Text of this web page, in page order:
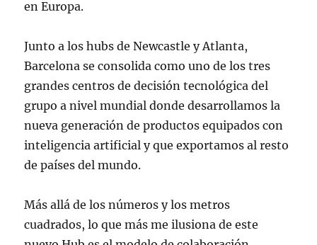
en Europa.
Junto a los hubs de Newcastle y Atlanta,
Barcelona se consolida como uno de los tres
grandes centros de decisión tecnológica del
grupo a nivel mundial donde desarrollamos la
nueva generación de productos equipados con
inteligencia artificial y que exportamos al resto
de países del mundo.
Más allá de los números y los metros
cuadrados, lo que más me ilusiona de este